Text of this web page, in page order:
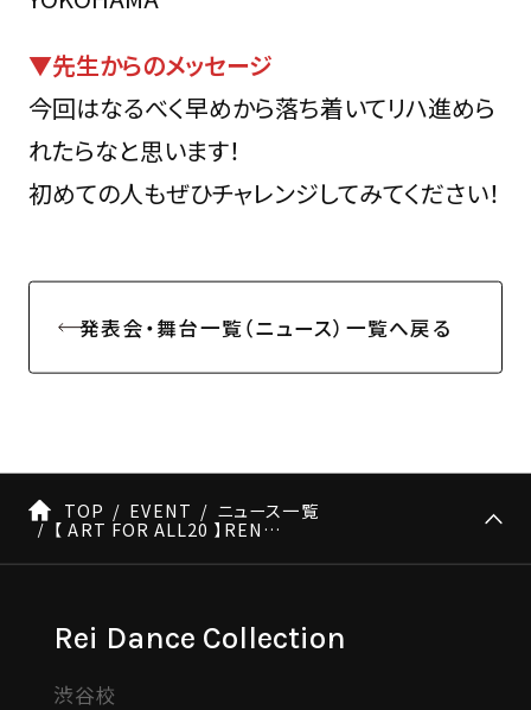
▼先生からのメッセージ
今回はなるべく早めから落ち着いてリハ進めら
れたらなと思います！
初めての人もぜひチャレンジしてみてください！
発表会・舞台一覧（ニュース）一覧へ戻る
TOP EVENT ニュース一覧
【 ART FOR ALL20 】RENKAナンバー情報
Rei Dance Collection
渋谷校